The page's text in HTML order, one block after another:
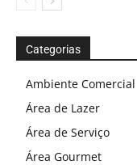
Categorias
Ambiente Comercial
Área de Lazer
Área de Serviço
Área Gourmet